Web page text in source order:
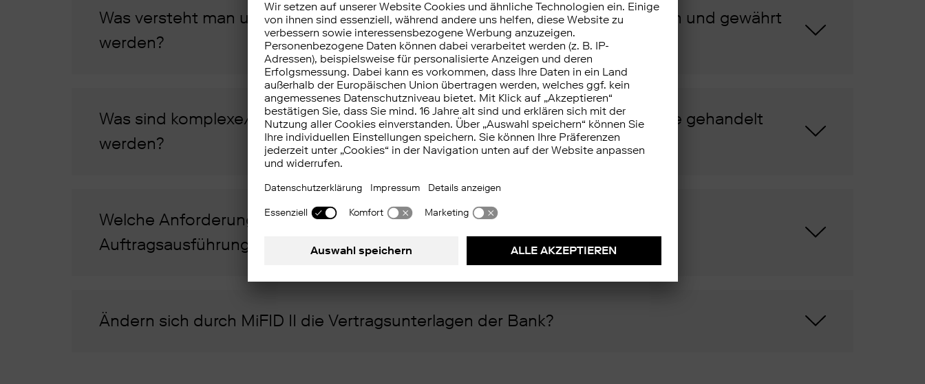
Was versteht man unter Zuwendungen und wann dürfen diese angenommen und gewährt
werden?
Was sind komplexe/nicht komplexe Finanzinstrumente und wie können diese gehandelt
werden?
Welche Anforderungen stellt MiFID II an die Allgemeinen Grundsätze der
Auftragsausführung?
Ändern sich durch MiFID II die Vertragsunterlagen der Bank?